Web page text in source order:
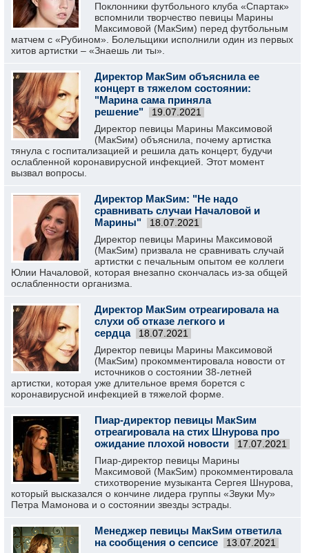
Поклонники футбольного клуба «Спартак»
вспомнили творчество певицы Марины
Максимовой (МакSим) перед футбольным
матчем с «Рубином». Болельщики исполнили один из первых
хитов артистки – «Знаешь ли ты».
Директор МакSим объяснила ее
концерт в тяжелом состоянии:
"Марина сама приняла
решение"
19.07.2021
Директор певицы Марины Максимовой
(МакSим) объяснила, почему артистка
тянула с госпитализацией и решила дать концерт, будучи
ослабленной коронавирусной инфекцией. Этот момент
вызвал вопросы.
Директор МакSим: "Не надо
сравнивать случаи Началовой и
Марины"
18.07.2021
Директор певицы Марины Максимовой
(МакSим) призвала не сравнивать случай
артистки с печальным опытом ее коллеги
Юлии Началовой, которая внезапно скончалась из-за общей
ослабленности организма.
Директор МакSим отреагировала на
слухи об отказе легкого и
сердца
18.07.2021
Директор певицы Марины Максимовой
(МакSим) прокомментировала новости от
источников о состоянии 38-летней
артистки, которая уже длительное время борется с
коронавирусной инфекцией в тяжелой форме.
Пиар-директор певицы МакSим
отреагировала на стих Шнурова про
ожидание плохой новости
17.07.2021
Пиар-директор певицы Марины
Максимовой (МакSим) прокомментировала
стихотворение музыканта Сергея Шнурова,
который высказался о кончине лидера группы «Звуки Му»
Петра Мамонова и о состоянии звезды эстрады.
Менеджер певицы МакSим ответила
на сообщения о сепсисе
13.07.2021